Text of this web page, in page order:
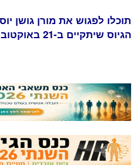
תוכלו לפגוש את מורן גושן
הגיוס שיתקיים ב-21 באוקטובר בכפר המכביה.